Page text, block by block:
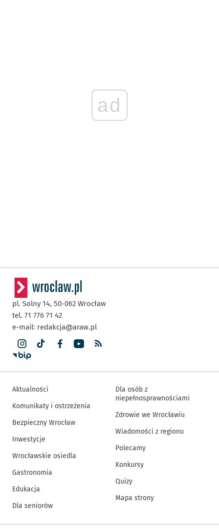
ad
pl. Solny 14, 50-062 Wrocław
tel. 71 776 71 42
e-mail: redakcja@araw.pl
Aktualności
Komunikaty i ostrzeżenia
Bezpieczny Wrocław
Inwestycje
Wrocławskie osiedla
Gastronomia
Edukacja
Dla seniorów
Dla osób z
niepełnosprawnościami
Zdrowie we Wrocławiu
Wiadomości z regionu
Polecamy
Konkursy
Quizy
Mapa strony